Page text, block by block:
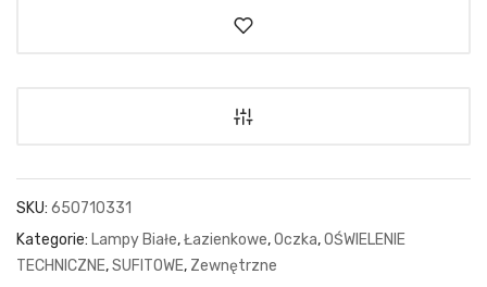
SKU: 650710331
Kategorie: Lampy Białe,Łazienkowe,Oczka,OŚWIELENIE
TECHNICZNE,SUFITOWE, Zewnętrzne